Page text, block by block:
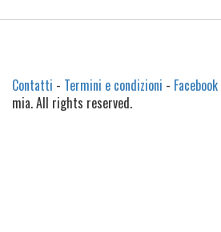
Contatti - Termini e condizioni - Facebook
mia. All rights reserved.